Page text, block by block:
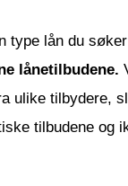
type lån du
lånetilbudene.
ulike tilbydere,
tilbudene og